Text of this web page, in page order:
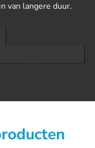
van langere duur.